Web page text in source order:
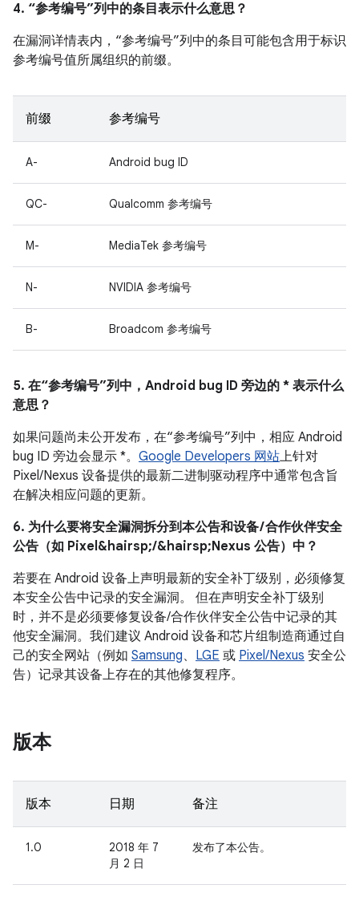
4. “参考编号”列中的条目表示什么意思？
在漏洞详情表内，“参考编号”列中的条目可能包含用于标识
参考编号值所属组织的前缀。
前缀 参考编号
A- Android bug ID
QC- Qualcomm 参考编号
M- MediaTek 参考编号
N- NVIDIA 参考编号
B- Broadcom 参考编号
5. 在“参考编号”列中，Android bug ID 旁边的 * 表示什么
意思？
如果问题尚未公开发布，在“参考编号”列中，相应 Android
bug ID 旁边会显示 *。 Google Developers 网站上针对
Pixel/Nexus 设备提供的最新二进制驱动程序中通常包含旨
在解决相应问题的更新。
6. 为什么要将安全漏洞拆分到本公告和设备 / 合作伙伴安全
公告（如 Pixel&hairsp;/&hairsp;Nexus 公告）中？
若要在 Android 设备上声明最新的安全补丁级别，必须修复
本安全公告中记录的安全漏洞。 但在声明安全补丁级别
时，并不是必须要修复设备/合作伙伴安全公告中记录的其
他安全漏洞。我们建议 Android 设备和芯片组制造商通过自
己的安全网站（例如 Samsung、 LGE 或 Pixel/Nexus 安全公
告）记录其设备上存在的其他修复程序。
版本
版本 日期 备注
1.0
2018 年 7
月 2 日
发布了本公告。